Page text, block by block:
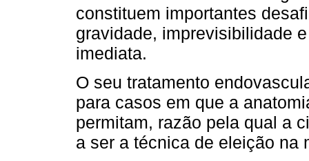
constituem importantes
gravidade, imprevisibilidade
imediata.
O seu tratamento
para casos em que a
permitam, razão pela qual a
a ser a técnica de eleição na